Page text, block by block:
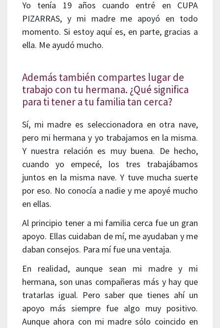
Yo tenía 19 años cuando entré en CUPA
PIZARRAS, y mi madre me apoyó en todo
momento. Si estoy aquí es, en parte, gracias a
ella. Me ayudó mucho.
Además también compartes lugar de
trabajo con tu hermana. ¿Qué significa
para ti tener a tu familia tan cerca?
Sí, mi madre es seleccionadora en otra nave,
pero mi hermana y yo trabajamos en la misma.
Y nuestra relación es muy buena. De hecho,
cuando yo empecé, los tres trabajábamos
juntos en la misma nave. Y tuve mucha suerte
por eso. No conocía a nadie y me apoyé mucho
en ellas.
Al principio tener a mi familia cerca fue un gran
apoyo. Ellas cuidaban de mí, me ayudaban y me
daban consejos. Para mí fue una ventaja.
En realidad, aunque sean mi madre y mi
hermana, son unas compañeras más y hay que
tratarlas igual. Pero saber que tienes ahí un
apoyo más siempre fue algo muy positivo.
Aunque ahora con mi madre sólo coincido en